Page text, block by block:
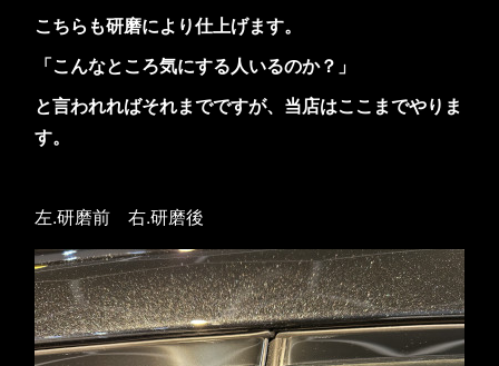
こちらも研磨により仕上げます。
「こんなところ気にする人いるのか？」
と言われればそれまでですが、当店はここまでやりま
す。
左.研磨前 右.研磨後